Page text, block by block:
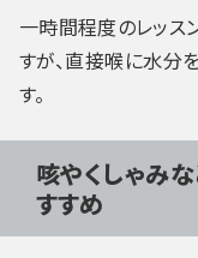
一時間程度のレッス
すが、直接喉に水分
す。
咳やくしゃみ
すすめ